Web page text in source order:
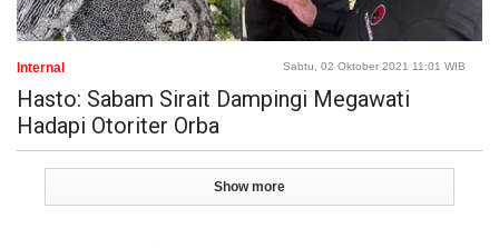
Internal Sabtu, 02 Oktober 2021 11:01 WIB
Hasto: Sabam Sirait Dampingi Megawati
Hadapi Otoriter Orba
Show more